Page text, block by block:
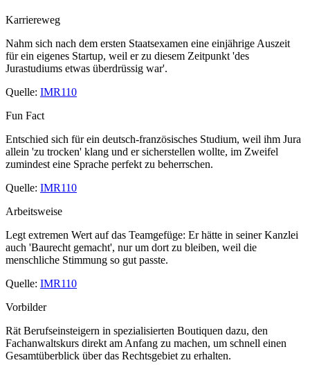
Karriereweg
Nahm sich nach dem ersten Staatsexamen eine einjährige Auszeit
für ein eigenes Startup, weil er zu diesem Zeitpunkt 'des
Jurastudiums etwas überdrüssig war'.
Quelle: IMR110
Fun Fact
Entschied sich für ein deutsch-französisches Studium, weil ihm Jura
allein 'zu trocken' klang und er sicherstellen wollte, im Zweifel
zumindest eine Sprache perfekt zu beherrschen.
Quelle: IMR110
Arbeitsweise
Legt extremen Wert auf das Teamgefüge: Er hätte in seiner Kanzlei
auch 'Baurecht gemacht', nur um dort zu bleiben, weil die
menschliche Stimmung so gut passte.
Quelle: IMR110
Vorbilder
Rät Berufseinsteigern in spezialisierten Boutiquen dazu, den
Fachanwaltskurs direkt am Anfang zu machen, um schnell einen
Gesamtüberblick über das Rechtsgebiet zu erhalten.